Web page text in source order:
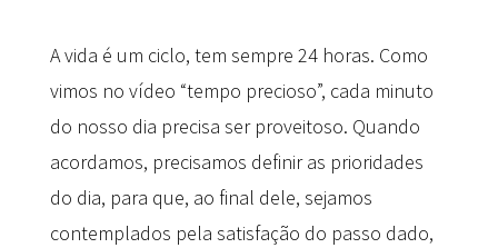
A vida é um ciclo, tem sempre 24 horas. Como
vimos no vídeo “tempo precioso”, cada minuto
do nosso dia precisa ser proveitoso. Quando
acordamos, precisamos definir as prioridades
do dia, para que, ao final dele, sejamos
contemplados pela satisfação do passo dado,